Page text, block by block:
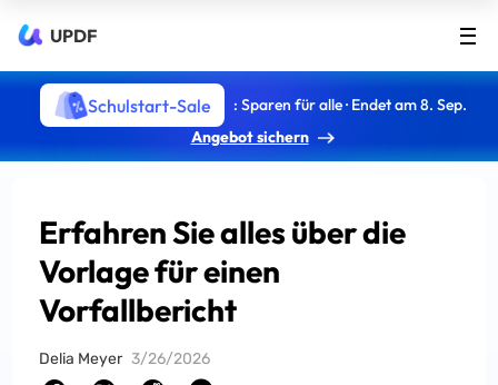
UPDF
Schulstart-Sale
: Sparen für alle · Endet am 8. Sep.
Angebot sichern
Erfahren Sie alles über die
Vorlage für einen
Vorfallbericht
Delia Meyer 3/26/2026